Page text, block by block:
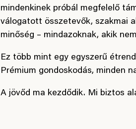
mindenkinek próbál megfelelő
válogatott összetevők, szakmai
minőség – mindazoknak, akik
Ez több mint egy egyszerű
Prémium gondoskodás, minden
A jövőd ma kezdődik. Mi biztos